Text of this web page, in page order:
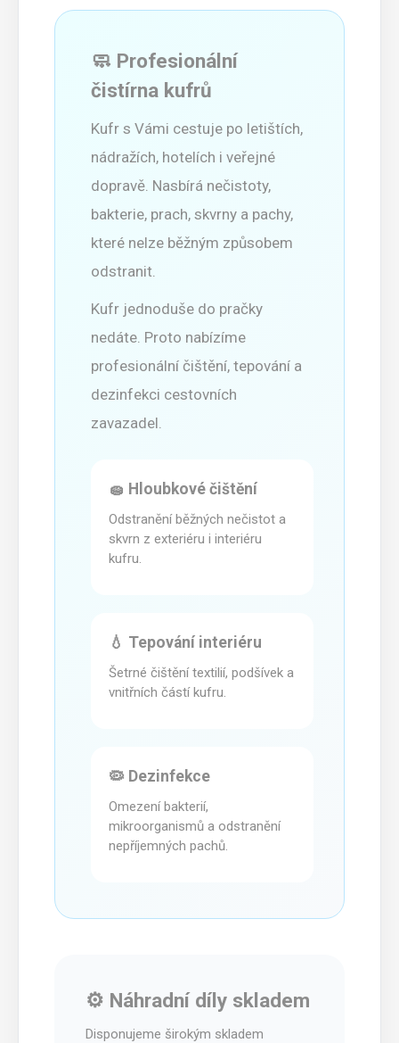
🧼 Profesionální
čistírna kufrů
Kufr s Vámi cestuje po letištích,
nádražích, hotelích i veřejné
dopravě. Nasbírá nečistoty,
bakterie, prach, skvrny a pachy,
které nelze běžným způsobem
odstranit.
Kufr jednoduše do pračky
nedáte. Proto nabízíme
profesionální čištění, tepování a
dezinfekci cestovních
zavazadel.
🧽 Hloubkové čištění
Odstranění běžných nečistot a
skvrn z exteriéru i interiéru
kufru.
💧 Tepování interiéru
Šetrné čištění textilií, podšívek a
vnitřních částí kufru.
🦠 Dezinfekce
Omezení bakterií,
mikroorganismů a odstranění
nepříjemných pachů.
⚙️ Náhradní díly skladem
Disponujeme širokým skladem